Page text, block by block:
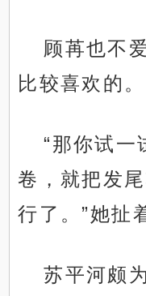
顾苒也不
比较喜欢的。
“那你试一
卷，就把发
行了。”她扯
苏平河颇